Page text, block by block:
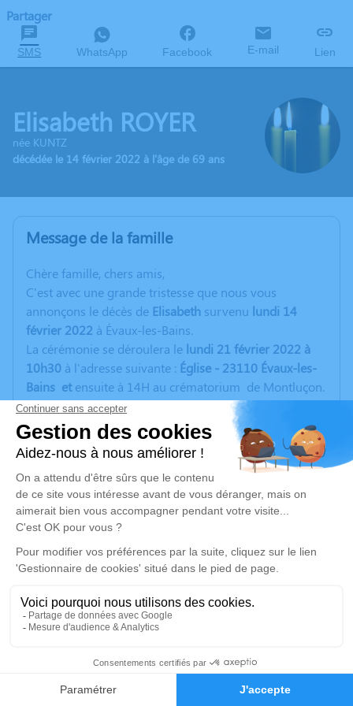
Faire-part Hommages
Partager
SMS WhatsApp Facebook E-mail Lien
Elisabeth ROYER
née KUNTZ
décédée le 14 février 2022 à l'âge de 69 ans
Message de la famille
Chère famille, chers amis,
C'est avec une grande tristesse que nous vous
annonçons le décès de Elisabeth survenu lundi 14
février 2022 à Évaux-les-Bains.
La cérémonie se déroulera le lundi 21 février 2022 à
10h30 à l'adresse suivante : Église - 23110 Évaux-les-
Bains etensuite à 14H au crématorium de Montluçon.
Selon sa volonté, ni fleur , ni plaque.
Vous pouvez partager le souvenir d'un moment passé
avec elle dans la rubrique "Hommages".
Merci de votre soutien.
Un service de plantation d’arbre hommage est
disponible ici.
Je rends hommage
Cérémonie religieuse
lundi 21 février 2022 à 10h30
23110 Évaux-les-Bains